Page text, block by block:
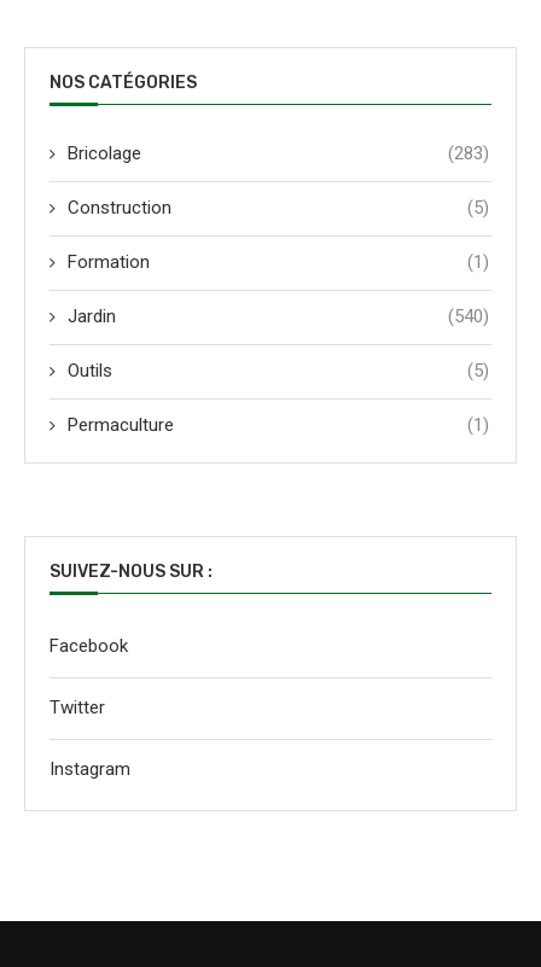
NOS CATÉGORIES
Bricolage (283)
Construction (5)
Formation (1)
Jardin (540)
Outils (5)
Permaculture (1)
SUIVEZ-NOUS SUR :
Facebook
Twitter
Instagram